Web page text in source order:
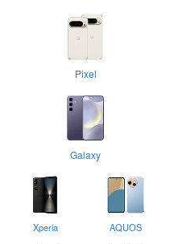
Pixel
Galaxy
Xperia AQUOS